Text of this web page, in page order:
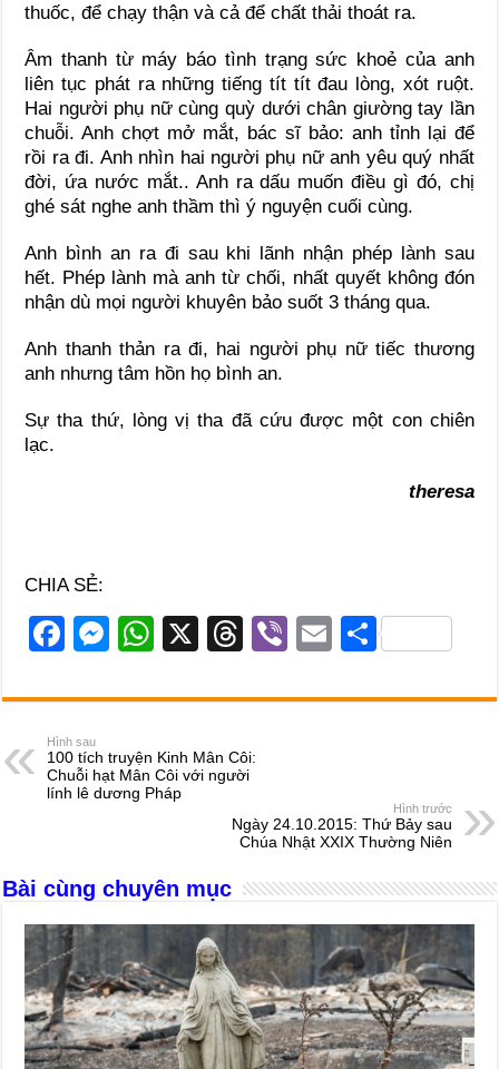
thuốc, để chạy thận và cả để chất thải thoát ra.
Âm thanh từ máy báo tình trạng sức khoẻ của anh
liên tục phát ra những tiếng tít tít đau lòng, xót ruột.
Hai người phụ nữ cùng quỳ dưới chân giường tay lần
chuỗi. Anh chợt mở mắt, bác sĩ bảo: anh tỉnh lại để
rồi ra đi. Anh nhìn hai người phụ nữ anh yêu quý nhất
đời, ứa nước mắt.. Anh ra dấu muốn điều gì đó, chị
ghé sát nghe anh thầm thì ý nguyện cuối cùng.
Anh bình an ra đi sau khi lãnh nhận phép lành sau
hết. Phép lành mà anh từ chối, nhất quyết không đón
nhận dù mọi người khuyên bảo suốt 3 tháng qua.
Anh thanh thản ra đi, hai người phụ nữ tiếc thương
anh nhưng tâm hồn họ bình an.
Sự tha thứ, lòng vị tha đã cứu được một con chiên
lạc.
theresa
CHIA SẺ:
F
c
e
b
o
k
M
ss
n
g
W
at
A
p
X
T
e
d
s
Vi
er
E
ail
S
ar
Hình sau
100 tích truyện Kinh Mân Côi:
Chuỗi hạt Mân Côi với người
lính lê dương Pháp
Hình trước
Ngày 24.10.2015: Thứ Bảy sau
Chúa Nhật XXIX Thường Niên
Bài cùng chuyên mục